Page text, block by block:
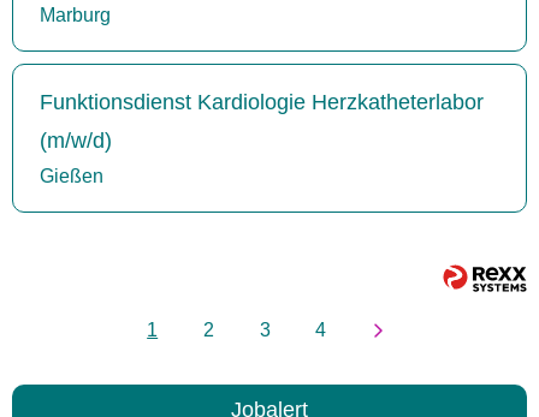
Marburg
Funktionsdienst Kardiologie Herzkatheterlabor
(m/w/d)
Gießen
1 2 3 4
Jobalert